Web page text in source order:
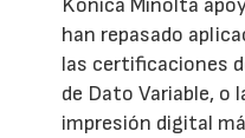
Konica Minolta
han repasado
las certificaciones
de Dato Variable, o
impresión digital